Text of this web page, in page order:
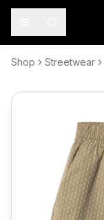
Shop Streetwear